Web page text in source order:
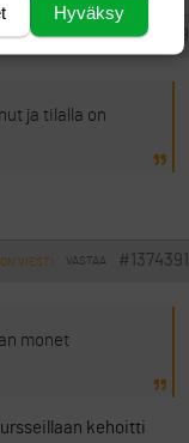
#1374389
VASTAA
VIESTI
ja tilalla on
#1374391
VASTAA
VIESTI
monet
kehoitti
Hyväksy